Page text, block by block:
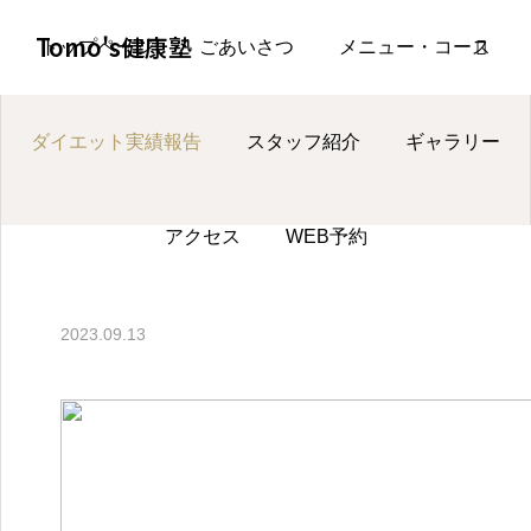
Tomo's健康塾
トップページ ごあいさつ メニュー・コース
ダイエット実績報告 スタッフ紹介 ギャラリー
アクセス WEB予約
ページ一覧 ダイエット実績報告
2023.09.13